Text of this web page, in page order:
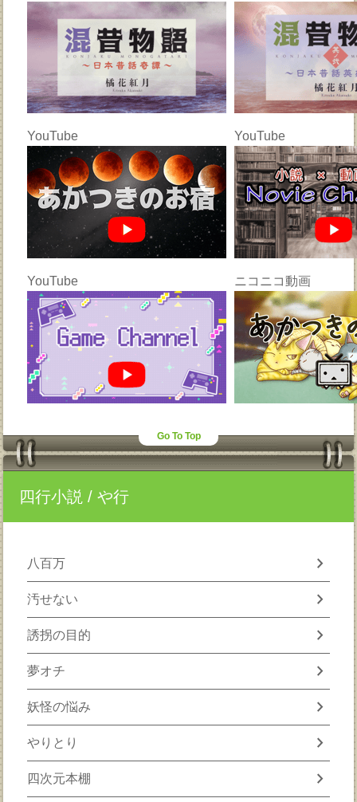
YouTube YouTube
YouTube ニコニコ動画
Go To Top
四行小説 / や行
八百万 chevron_right
汚せない chevron_right
誘拐の目的 chevron_right
夢オチ chevron_right
妖怪の悩み chevron_right
やりとり chevron_right
四次元本棚 chevron_right